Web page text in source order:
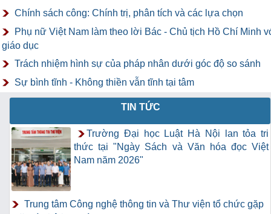
Chính sách công: Chính trị, phân tích và các lựa chọn
Phụ nữ Việt Nam làm theo lời Bác - Chủ tịch Hồ Chí Minh
giáo dục
Trách nhiệm hình sự của pháp nhân dưới góc độ so sánh
Sự bình tĩnh - Không thiền vẫn tĩnh tại tâm
TIN TỨC
Trường Đại học Luật Hà Nội lan tỏa tri
thức tại "Ngày Sách và Văn hóa đọc Việt
Nam năm 2026"
Trung tâm Công nghệ thông tin và Thư viện tổ chức gặp